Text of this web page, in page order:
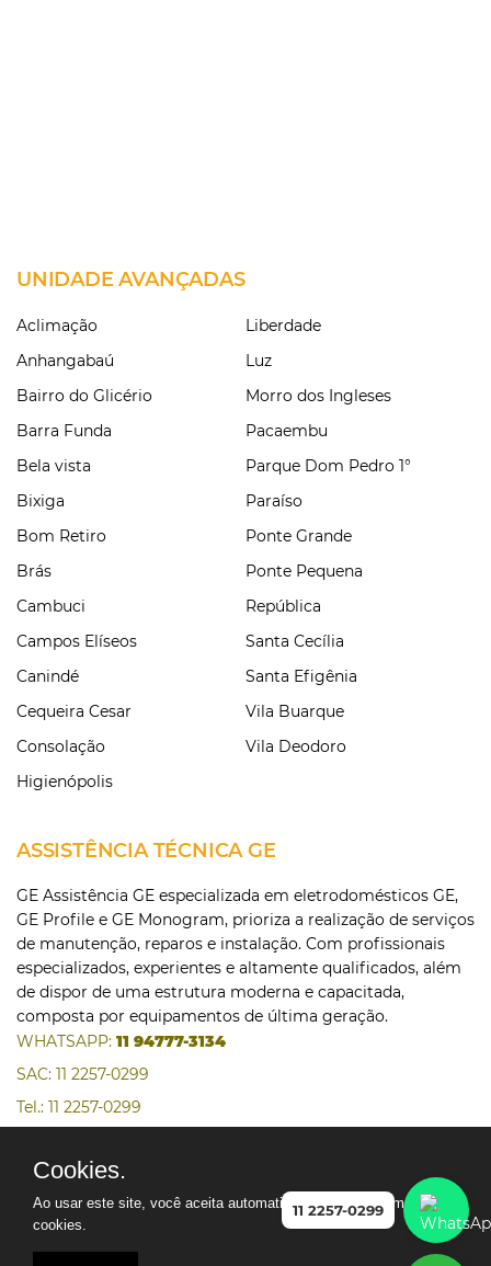
UNIDADE AVANÇADAS
Aclimação
Anhangabaú
Bairro do Glicério
Barra Funda
Bela vista
Bixiga
Bom Retiro
Brás
Cambuci
Campos Elíseos
Canindé
Cequeira Cesar
Consolação
Higienópolis
Liberdade
Luz
Morro dos Ingleses
Pacaembu
Parque Dom Pedro 1°
Paraíso
Ponte Grande
Ponte Pequena
República
Santa Cecília
Santa Efigênia
Vila Buarque
Vila Deodoro
ASSISTÊNCIA TÉCNICA GE
GE Assistência GE especializada em eletrodomésticos GE,
GE Profile e GE Monogram, prioriza a realização de serviços
de manutenção, reparos e instalação. Com profissionais
especializados, experientes e altamente qualificados, além
de dispor de uma estrutura moderna e capacitada,
composta por equipamentos de última geração.
WHATSAPP: 11 94777-3134
SAC: 11 2257-0299
Tel.: 11 2257-0299
11 2257-0299
Cookies.
Ao usar este site, você aceita automaticamente que usamos
cookies.